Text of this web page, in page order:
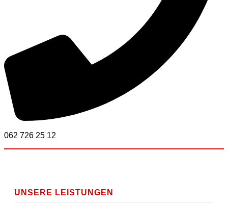
062 726 25 12
UNSERE LEISTUNGEN